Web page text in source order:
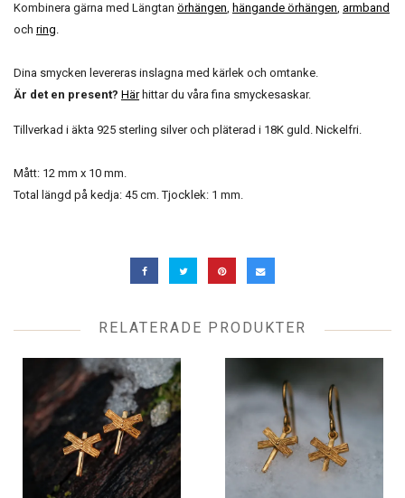
Kombinera gärna med Längtan örhängen, hängande örhängen, armband
och ring.
Dina smycken levereras inslagna med kärlek och omtanke.
Är det en present? Här hittar du våra fina smyckesaskar.
Tillverkad i äkta 925 sterling silver och pläterad i 18K guld. Nickelfri.
Mått: 12 mm x 10 mm.
Total längd på kedja: 45 cm. Tjocklek: 1 mm.
RELATERADE PRODUKTER